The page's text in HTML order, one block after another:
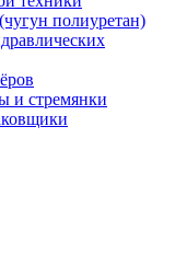
полиуретан)
и стремянки